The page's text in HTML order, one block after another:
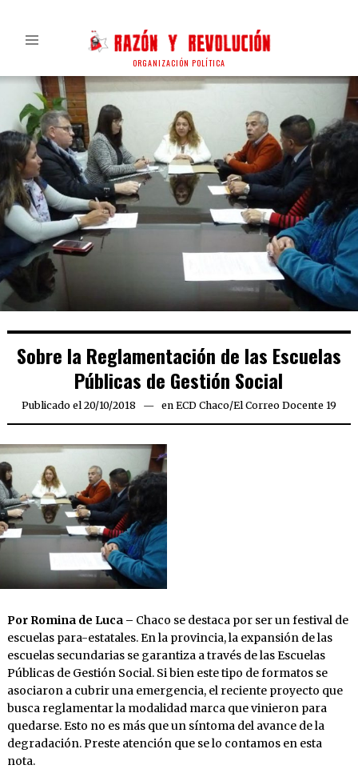
ORGANIZACIÓN POLÍTICA
Sobre la Reglamentación de las Escuelas
Públicas de Gestión Social
Publicado el 20/10/2018 en ECD Chaco/El Correo Docente 19
Por Romina de Luca – Chaco se destaca por ser un festival de
escuelas para-estatales. En la provincia, la expansión de las
escuelas secundarias se garantiza a través de las Escuelas
Públicas de Gestión Social. Si bien este tipo de formatos se
asociaron a cubrir una emergencia, el reciente proyecto que
busca reglamentar la modalidad marca que vinieron para
quedarse. Esto no es más que un síntoma del avance de la
degradación. Preste atención que se lo contamos en esta
nota.